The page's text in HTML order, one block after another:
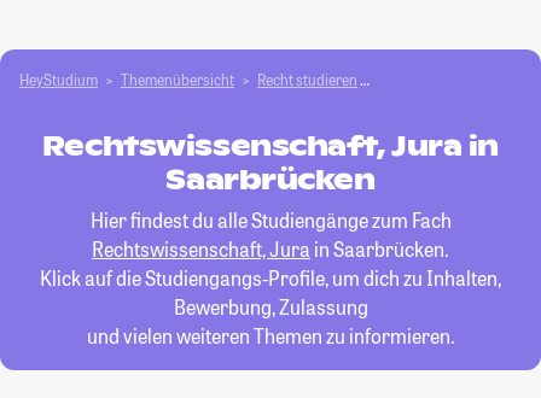
HeyStudium Themenübersicht Recht studieren
Rechtswissenschaft, Jura in
Saarbrücken
Hier findest du alle Studiengänge zum Fach
Rechtswissenschaft, Jura in Saarbrücken.
Klick auf die Studiengangs-Profile, um dich zu Inhalten,
Bewerbung, Zulassung
und vielen weiteren Themen zu informieren.